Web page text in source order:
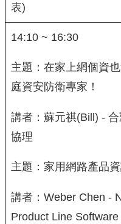
表)
14:10 ~ 16:30
主題：在家上網個資
庭資安防衛專家！
講者：蘇元祺(Bill) -
協理
主題：家用網路產品
講者：Weber Chen -
Product Line